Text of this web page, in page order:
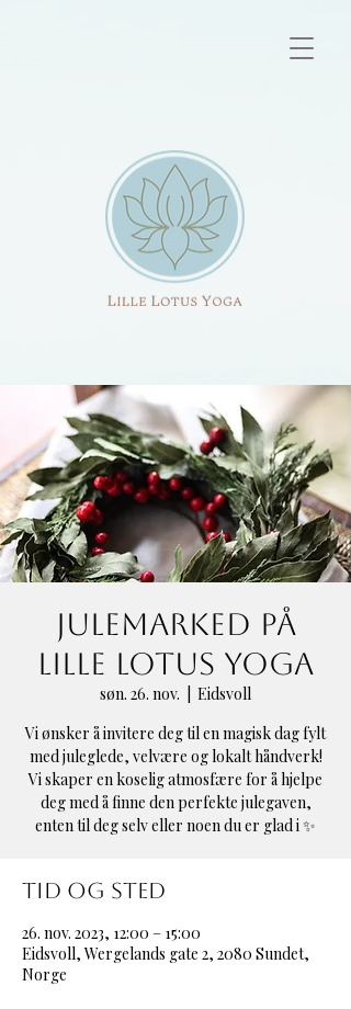
Julemarked på
Lille Lotus Yoga
søn. 26. nov.
Eidsvoll
Vi ønsker å invitere deg til en magisk dag fylt
med juleglede, velvære og lokalt håndverk!
Vi skaper en koselig atmosfære for å hjelpe
deg med å finne den perfekte julegaven,
enten til deg selv eller noen du er glad i ✨
Tid og sted
26. nov. 2023, 12:00 – 15:00
Eidsvoll, Wergelands gate 2, 2080 Sundet,
Norge